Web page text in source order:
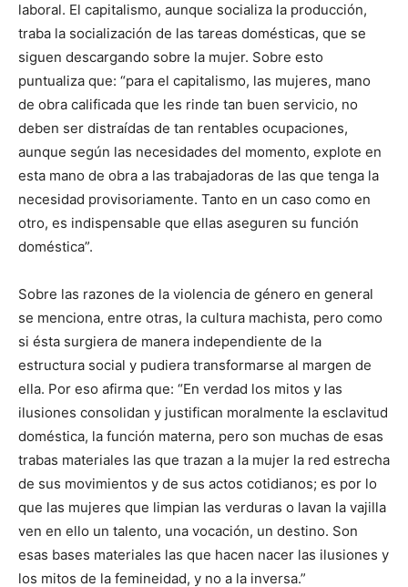
laboral. El capitalismo, aunque socializa la producción,
traba la socialización de las tareas domésticas, que se
siguen descargando sobre la mujer. Sobre esto
puntualiza que: “para el capitalismo, las mujeres, mano
de obra calificada que les rinde tan buen servicio, no
deben ser distraídas de tan rentables ocupaciones,
aunque según las necesidades del momento, explote en
esta mano de obra a las trabajadoras de las que tenga la
necesidad provisoriamente. Tanto en un caso como en
otro, es indispensable que ellas aseguren su función
doméstica”.
Sobre las razones de la violencia de género en general
se menciona, entre otras, la cultura machista, pero como
si ésta surgiera de manera independiente de la
estructura social y pudiera transformarse al margen de
ella. Por eso afirma que: “En verdad los mitos y las
ilusiones consolidan y justifican moralmente la esclavitud
doméstica, la función materna, pero son muchas de esas
trabas materiales las que trazan a la mujer la red estrecha
de sus movimientos y de sus actos cotidianos; es por lo
que las mujeres que limpian las verduras o lavan la vajilla
ven en ello un talento, una vocación, un destino. Son
esas bases materiales las que hacen nacer las ilusiones y
los mitos de la femineidad, y no a la inversa.”